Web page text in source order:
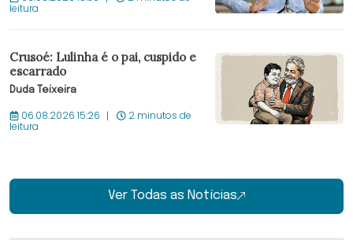
leitura
Crusoé: Lulinha é o pai, cuspido e
escarrado
Duda Teixeira
06.08.2026 15:26 2 minutos de
leitura
Ver Todas as Notícias